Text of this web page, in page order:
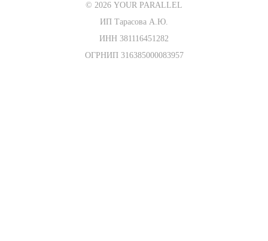
© 2026 YOUR PARALLEL
ИП Тарасова А.Ю.
ИНН 381116451282
ОГРНИП 316385000083957